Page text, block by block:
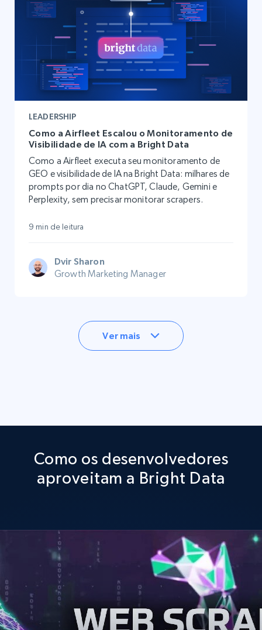
LEADERSHIP
Como a Airfleet Escalou o Monitoramento de
Visibilidade de IA com a Bright Data
Como a Airfleet executa seu monitoramento de
GEO e visibilidade de IA na Bright Data: milhares de
prompts por dia no ChatGPT, Claude, Gemini e
Perplexity, sem precisar monitorar scrapers.
9 min de leitura
Dvir Sharon
Growth Marketing Manager
Ver mais
Como os desenvolvedores
aproveitam a Bright Data